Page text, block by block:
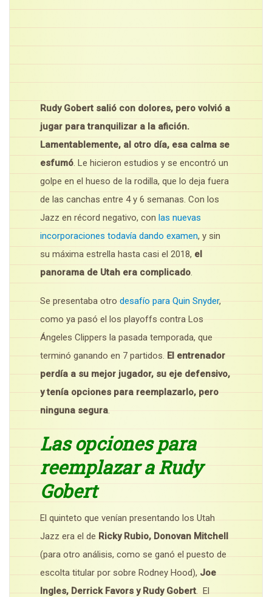
Rudy Gobert salió con dolores, pero volvió a
jugar para tranquilizar a la afición.
Lamentablemente, al otro día, esa calma se
esfumó. Le hicieron estudios y se encontró un
golpe en el hueso de la rodilla, que lo deja fuera
de las canchas entre 4 y 6 semanas. Con los
Jazz en récord negativo, con las nuevas
incorporaciones todavía dando examen, y sin
su máxima estrella hasta casi el 2018, el
panorama de Utah era complicado.
Se presentaba otro desafío para Quin Snyder,
como ya pasó el los playoffs contra Los
Ángeles Clippers la pasada temporada, que
terminó ganando en 7 partidos. El entrenador
perdía a su mejor jugador, su eje defensivo,
y tenía opciones para reemplazarlo, pero
ninguna segura.
Las opciones para
reemplazar a Rudy
Gobert
El quinteto que venían presentando los Utah
Jazz era el de Ricky Rubio, Donovan Mitchell
(para otro análisis, como se ganó el puesto de
escolta titular por sobre Rodney Hood), Joe
Ingles, Derrick Favors y Rudy Gobert. El